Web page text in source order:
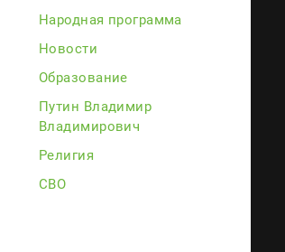
Народная программа
Новости
Образование
Путин Владимир
Владимирович
Религия
СВО